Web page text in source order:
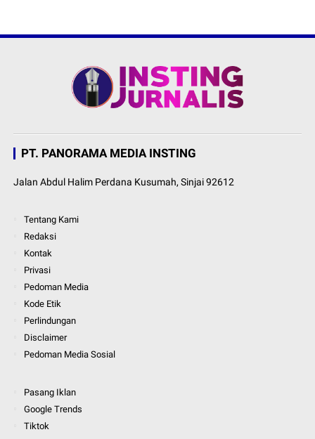
PT. PANORAMA MEDIA INSTING
Jalan Abdul Halim Perdana Kusumah, Sinjai 92612
Tentang Kami
Redaksi
Kontak
Privasi
Pedoman Media
Kode Etik
Perlindungan
Disclaimer
Pedoman Media Sosial
Pasang Iklan
Google Trends
Tiktok